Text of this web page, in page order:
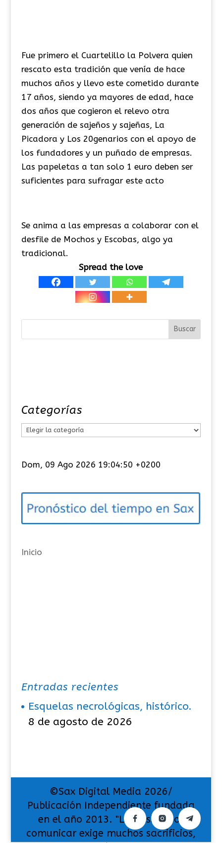
Fue primero el Cuartelillo la Polvera quien
rescato esta tradición que venía de hace
muchos años y llevo este cometido durante
17 años, siendo ya mayores de edad, hace
dos años que cogieron el relevo otra
generación de sajeños y sajeñas, La
Picadora y Los 20genarios con el apoyo de
los fundadores y un puñado de empresas.
Las papeletas a tan solo 1 euro deben ser
suficientes para sufragar este acto
Se anima a las empresas a colaborar con el
desfile de Mochos y Escobas, algo ya
tradicional.
Spread the love
Categorías
e
o
í
s
Dom, 09 Ago 2026 19:04:50 +0200
Inicio
Entradas recientes
Esquelas necrológicas, histórico.
8 de agosto de 2026
©Sax Digital Media 2026/
Publicación Independiente fundada
en el año 2013. "La pasión por
comunicar exige muchos sacrificios,